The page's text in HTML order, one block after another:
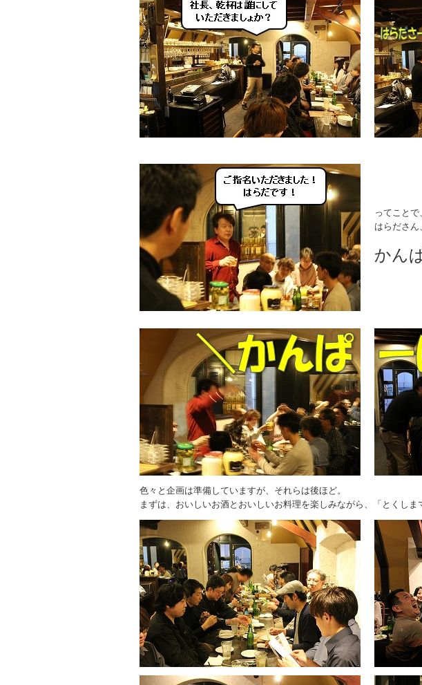
ってこと
はらださん
かん
色々と企画は準備していますが、それらは後ほど。
まずは、おいしいお酒とおいしいお料理を楽しみながら、「とくし